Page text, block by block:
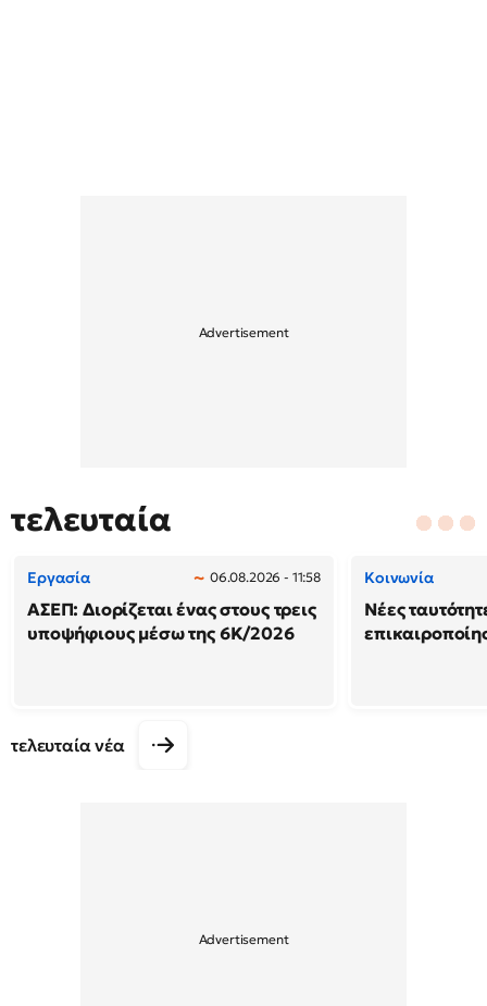
τελευταία
Εργασία 06.08.2026 - 11:58
ΑΣΕΠ: Διορίζεται ένας στους τρεις
υποψήφιους μέσω της 6Κ/2026
Κοινωνία
Νέες
τελευταία νέα